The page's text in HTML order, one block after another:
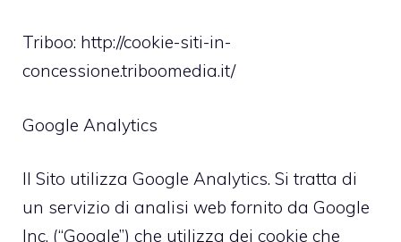
Triboo: http://cookie-siti-in-
concessione.triboomedia.it/
Google Analytics
Il Sito utilizza Google Analytics. Si tratta di
un servizio di analisi web fornito da Google
Inc. (“Google”) che utilizza dei cookie che